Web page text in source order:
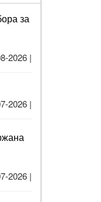
за
2026 |
2026 |
2026 |